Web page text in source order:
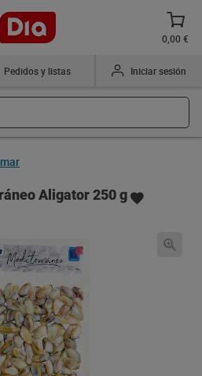
0,00 €
Pedidos y listas Iniciar sesión
Aligator 250 g